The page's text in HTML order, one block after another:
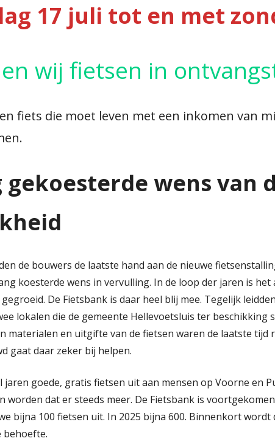
17 juli tot en met
wij fietsen in
fiets die moet leven met een inkomen van
gekoesterde wens van
de bouwers de laatste hand aan de nieuwe
koesterde wens in vervulling. In de loop der jaren is
De Fietsbank is daar heel blij mee. Tegelijk
lokalen die de gemeente Hellevoetsluis ter beschikking
materialen en uitgifte van de fietsen waren de laatste
gaat daar zeker bij helpen.
jaren goede, gratis fietsen uit aan mensen op Voorne en
worden dat er steeds meer. De Fietsbank is
bijna 100 fietsen uit. In 2025 bijna 600. Binnenkort
behoefte.